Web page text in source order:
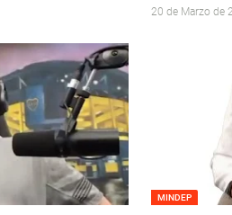
20 de Marzo de
MINDEP